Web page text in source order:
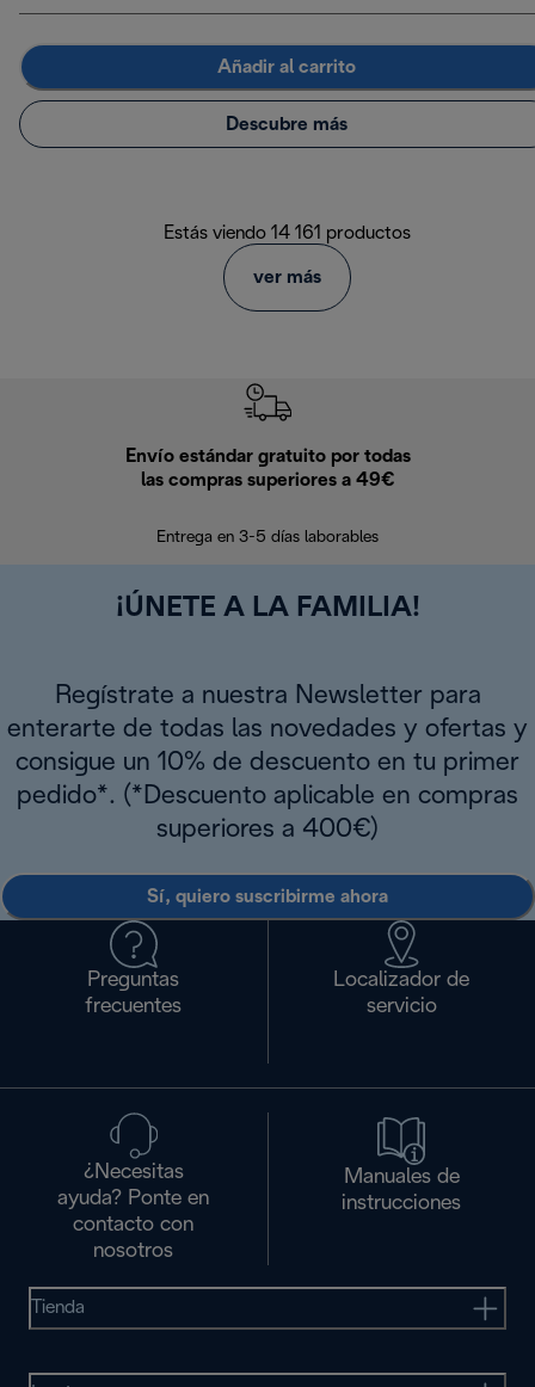
Añadir al carrito
Descubre más
Estás viendo 14 161 productos
ver más
Envío estándar gratuito por todas
las compras superiores a 49€
Entrega en 3-5 días laborables
¡ÚNETE A LA FAMILIA!
Regístrate a nuestra Newsletter para
enterarte de todas las novedades y ofertas y
consigue un 10% de descuento en tu primer
pedido*. (*Descuento aplicable en compras
superiores a 400€)
Sí, quiero suscribirme ahora
Preguntas
frecuentes
Localizador de
servicio
¿Necesitas
ayuda? Ponte en
contacto con
nosotros
Manuales de
instrucciones
Tienda